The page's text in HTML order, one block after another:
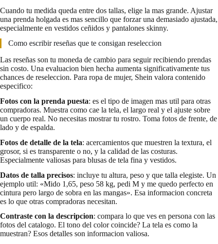
Cuando tu medida queda entre dos tallas, elige la mas grande. Ajustar
una prenda holgada es mas sencillo que forzar una demasiado ajustada,
especialmente en vestidos ceñidos y pantalones skinny.
Como escribir reseñas que te consigan reseleccion
Las reseñas son tu moneda de cambio para seguir recibiendo prendas
sin costo. Una evaluacion bien hecha aumenta significativamente tus
chances de reseleccion. Para ropa de mujer, Shein valora contenido
especifico:
Fotos con la prenda puesta: es el tipo de imagen mas util para otras
compradoras. Muestra como cae la tela, el largo real y el ajuste sobre
un cuerpo real. No necesitas mostrar tu rostro. Toma fotos de frente, de
lado y de espalda.
Fotos de detalle de la tela: acercamientos que muestren la textura, el
grosor, si es transparente o no, y la calidad de las costuras.
Especialmente valiosas para blusas de tela fina y vestidos.
Datos de talla precisos: incluye tu altura, peso y que talla elegiste. Un
ejemplo util: «Mido 1,65, peso 58 kg, pedi M y me quedo perfecto en
cintura pero largo de sobra en las mangas». Esa informacion concreta
es lo que otras compradoras necesitan.
Contraste con la descripcion: compara lo que ves en persona con las
fotos del catalogo. El tono del color coincide? La tela es como la
muestran? Esos detalles son informacion valiosa.